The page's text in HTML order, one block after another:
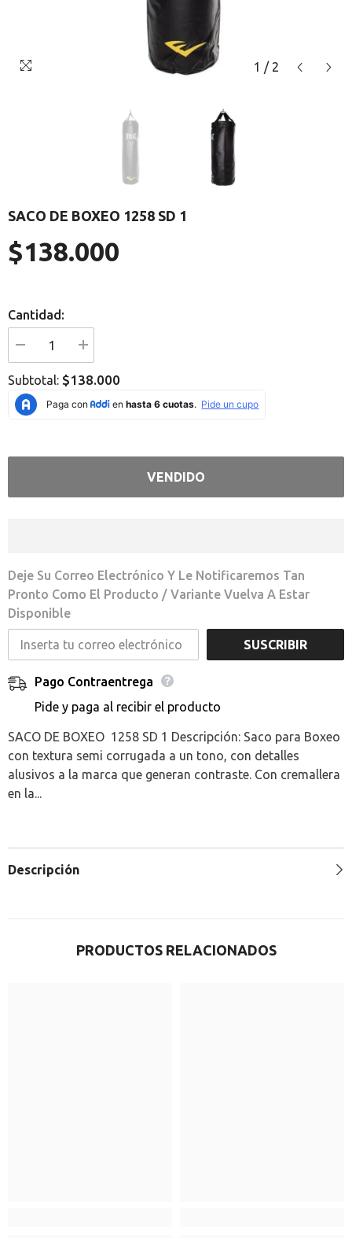
1 / 2
SACO DE BOXEO 1258 SD 1
Precio
regular
$138.000
Cantidad:
Error:
Missing
interpolation
value
&quot;producto&quot;
cantidad
I18n
Error:
Missing
interpolation
value
&quot;producto&quot;
cantidad
Subtotal: $138.000
VENDIDO
Deje Su Correo Electrónico Y Le Notificaremos Tan
Pronto Como El Producto / Variante Vuelva A Estar
Disponible
SUSCRIBIR
Pago Contraentrega
Pide y paga al recibir el producto
SACO DE BOXEO 1258 SD 1 Descripción: Saco para Boxeo
con textura semi corrugada a un tono, con detalles
alusivos a la marca que generan contraste. Con cremallera
en la...
Descripción
PRODUCTOS RELACIONADOS